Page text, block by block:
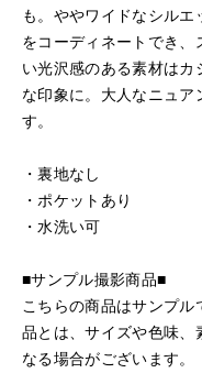
も。ややワイドなシル
をコーディネートでき、
い光沢感のある素材は
な印象に。大人なニュア
す。
・裏地なし
・ポケットあり
・水洗い可
■サンプル撮影商品■
こちらの商品はサンプ
品とは、サイズや色味、
なる場合がございます。